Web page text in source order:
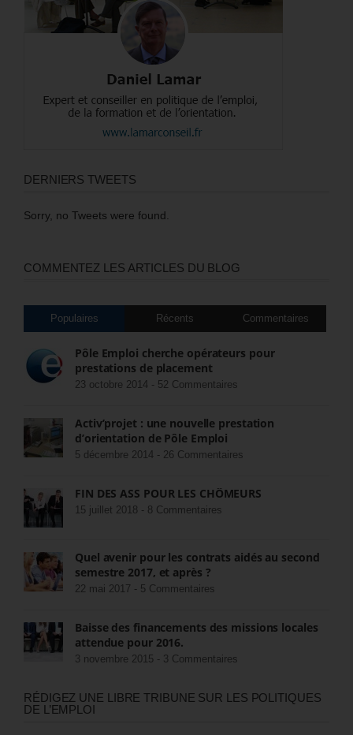
DERNIERS TWEETS
Sorry, no Tweets were found.
COMMENTEZ LES ARTICLES DU BLOG
Populaires Récents Commentaires
Pôle Emploi cherche opérateurs pour
prestations de placement
23 octobre 2014 - 52 Commentaires
Activ’projet : une nouvelle prestation
d’orientation de Pôle Emploi
5 décembre 2014 - 26 Commentaires
FIN DES ASS POUR LES CHÔMEURS
15 juillet 2018 - 8 Commentaires
Quel avenir pour les contrats aidés au second
semestre 2017, et après ?
22 mai 2017 - 5 Commentaires
Baisse des financements des missions locales
attendue pour 2016.
3 novembre 2015 - 3 Commentaires
RÉDIGEZ UNE LIBRE TRIBUNE SUR LES POLITIQUES
DE L’EMPLOI